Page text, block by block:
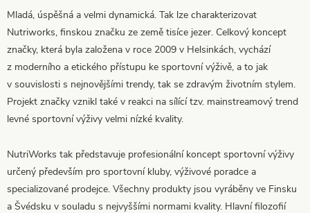
Mladá, úspěšná a velmi dynamická. Tak lze charakterizovat
Nutriworks, finskou značku ze země tisíce jezer. Celkový koncept
značky, která byla založena v roce 2009 v Helsinkách, vychází
z moderního a etického přístupu ke sportovní výživě, a to jak
v souvislosti s nejnovějšími trendy, tak se zdravým životním stylem.
Projekt značky vznikl také v reakci na sílící tzv. mainstreamový trend
levné sportovní výživy velmi nízké kvality.
NutriWorks tak představuje profesionální koncept sportovní výživy
určený především pro sportovní kluby, výživové poradce a
specializované prodejce. Všechny produkty jsou vyráběny ve Finsku
a Švédsku v souladu s nejvyššími normami kvality. Hlavní filozofií